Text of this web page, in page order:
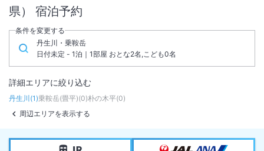
県） 宿泊予約
条件を変更する
丹生川・乗鞍岳
日付未定 - 1泊｜1部屋 おとな2名,こども0名
詳細エリアに絞り込む
丹生川 (1)乗鞍岳(畳平)(0)朴の木平(0)
周辺エリアを表示する